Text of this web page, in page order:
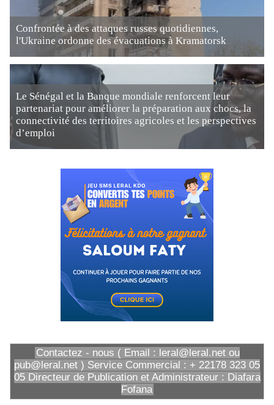
Confrontée à des attaques russes quotidiennes,
l'Ukraine ordonne des évacuations à Kramatorsk
Le Sénégal et la Banque mondiale renforcent leur
partenariat pour améliorer la préparation aux chocs, la
connectivité des territoires agricoles et les perspectives
d’emploi
Contactez - nous ( Email : leral@leral.net ou
pub@leral.net ) Service Commercial : + 22178 323 05
05 Directeur de Publication et Administrateur : Diafara
Fofana